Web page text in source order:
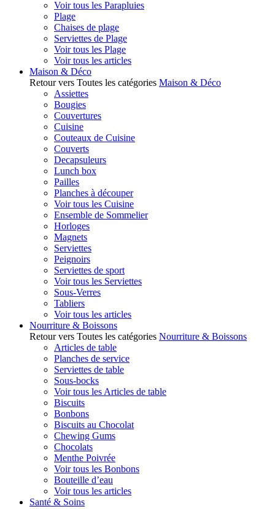
Voir tous les Parapluies
Plage
Chaises de plage
Serviettes de Plage
Voir tous les Plage
Voir tous les articles
Maison & Déco
Retour vers Toutes les catégories Maison & Déco
Assiettes
Bougies
Couvertures
Cuisine
Couteaux de Cuisine
Couverts
Decapsuleurs
Lunch box
Pailles
Planches à découper
Voir tous les Cuisine
Ensemble de Sommelier
Horloges
Magnets
Serviettes
Peignoirs
Serviettes de sport
Voir tous les Serviettes
Sous-Verres
Tabliers
Voir tous les articles
Nourriture & Boissons
Retour vers Toutes les catégories Nourriture & Boissons
Articles de table
Planches de service
Serviettes de table
Sous-bocks
Voir tous les Articles de table
Biscuits
Bonbons
Biscuits au Chocolat
Chewing Gums
Chocolats
Menthe Poivrée
Voir tous les Bonbons
Bouteille d’eau
Voir tous les articles
Santé & Soins